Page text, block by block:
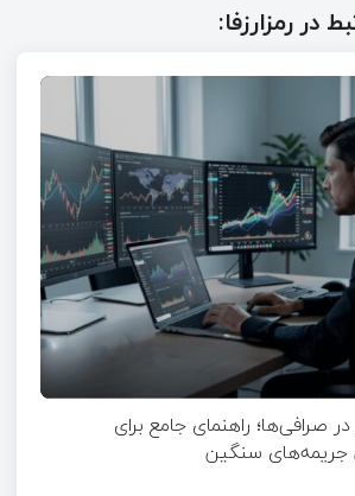
در رمزارزفا:
صرافی‌ها؛ راهنمای جامع برای
جریمه‌های سنگین